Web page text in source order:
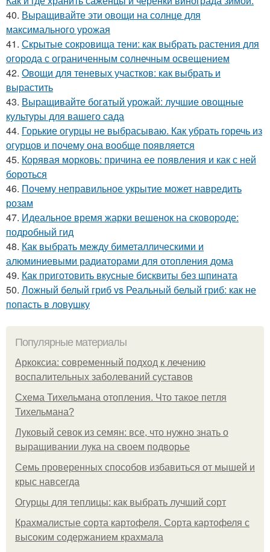
40. Выращивайте эти овощи на солнце для
максимального урожая
41. Скрытые сокровища тени: как выбрать растения для
огорода с ограниченным солнечным освещением
42. Овощи для теневых участков: как выбрать и
вырастить
43. Выращивайте богатый урожай: лучшие овощные
культуры для вашего сада
44. Горькие огурцы не выбрасываю. Как убрать горечь из
огурцов и почему она вообще появляется
45. Корявая морковь: причина ее появления и как с ней
бороться
46. Почему неправильное укрытие может навредить
розам
47. Идеальное время жарки вешенок на сковороде:
подробный гид
48. Как выбрать между биметаллическими и
алюминиевыми радиаторами для отопления дома
49. Как приготовить вкусные бисквиты без шпината
50. Ложный белый гриб vs Реальный белый гриб: как не
попасть в ловушку
Популярные материалы
Аркоксиа: современный подход к лечению
воспалительных заболеваний суставов
Схема Тихельмана отопления. Что такое петля
Тихельмана?
Луковый севок из семян: все, что нужно знать о
выращивании лука на своем подворье
Семь проверенных способов избавиться от мышей и
крыс навсегда
Огурцы для теплицы: как выбрать лучший сорт
Крахмалистые сорта картофеля. Сорта картофеля с
высоким содержанием крахмала